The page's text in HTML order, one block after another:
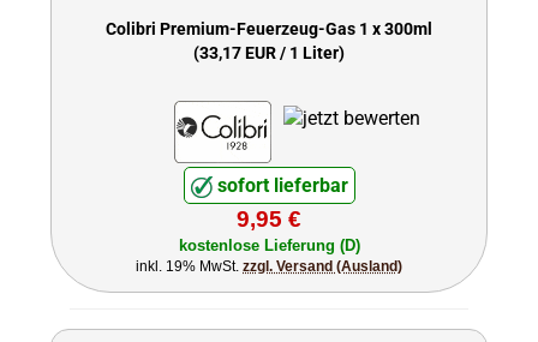
Colibri Premium-Feuerzeug-Gas 1 x 300ml
(33,17 EUR / 1 Liter)
sofort lieferbar
9,95 €
kostenlose Lieferung (D)
inkl. 19% MwSt. zzgl. Versand (Ausland)